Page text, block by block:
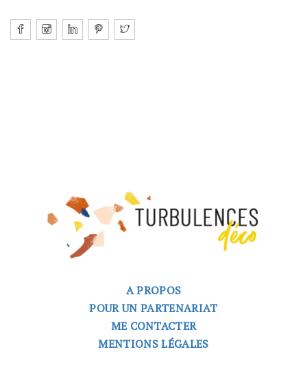
A PROPOS
POUR UN PARTENARIAT
ME CONTACTER
MENTIONS LÉGALES